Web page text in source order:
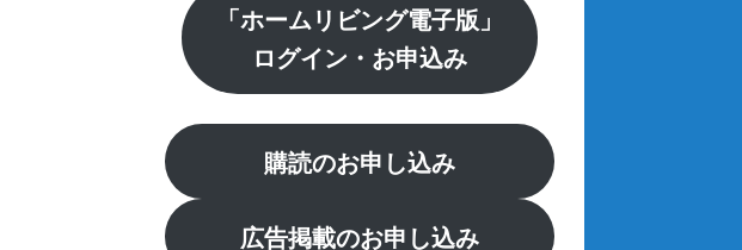
「ホームリビング電子版」
ログイン・お申込み
購読のお申し込み
広告掲載のお申し込み